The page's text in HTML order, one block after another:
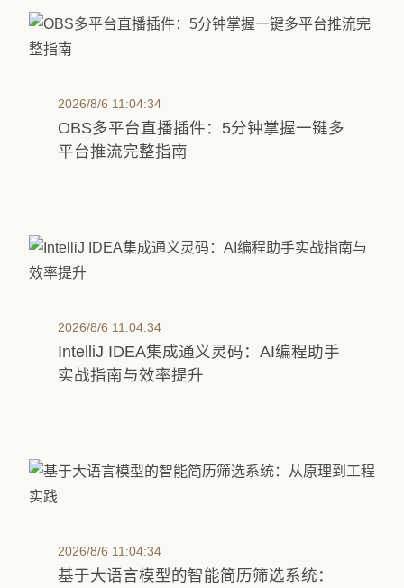
2026/8/6 11:04:34
OBS多平台直播插件：5分钟掌握一键多
平台推流完整指南
2026/8/6 11:04:34
IntelliJ IDEA集成通义灵码：AI编程助手
实战指南与效率提升
2026/8/6 11:04:34
基于大语言模型的智能简历筛选系统：